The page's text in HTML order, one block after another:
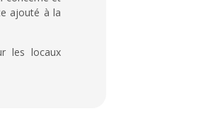
ajouté à la
les locaux